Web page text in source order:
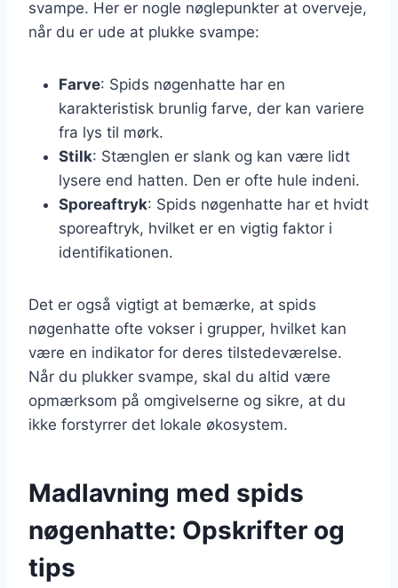
svampe. Her er nogle nøglepunkter at overveje,
når du er ude at plukke svampe:
Farve: Spids nøgenhatte har en
karakteristisk brunlig farve, der kan variere
fra lys til mørk.
Stilk: Stænglen er slank og kan være lidt
lysere end hatten. Den er ofte hule indeni.
Sporeaftryk: Spids nøgenhatte har et hvidt
sporeaftryk, hvilket er en vigtig faktor i
identifikationen.
Det er også vigtigt at bemærke, at spids
nøgenhatte ofte vokser i grupper, hvilket kan
være en indikator for deres tilstedeværelse.
Når du plukker svampe, skal du altid være
opmærksom på omgivelserne og sikre, at du
ikke forstyrrer det lokale økosystem.
Madlavning med spids
nøgenhatte: Opskrifter og
tips